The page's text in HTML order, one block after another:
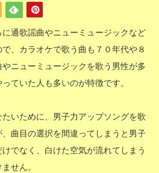
通歌謡曲やニューミュージックなど
、カラオケで歌う曲も７０年代や８
ニューミュージックを歌う男性が多
ていた人も多いのが特徴です。
いために、男子力アップソングを歌
曲目の選択を間違ってしまうと男子
でなく、白けた空気が流れてしまう
せん。